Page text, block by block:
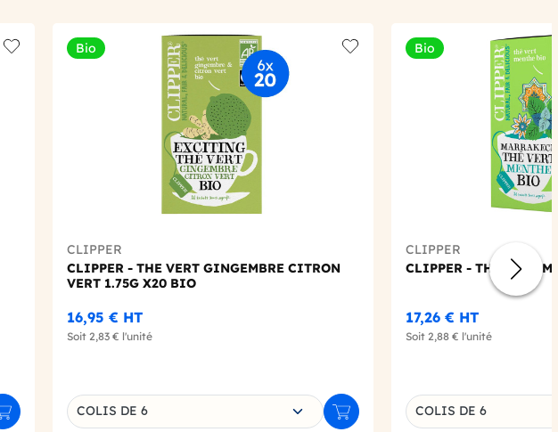
Add to wishlist
Ajouter au panier
Bio
Add to wishlist
CLIPPER
CLIPPER - THE VERT GINGEMBRE CITRON
VERT 1.75G X20 BIO
16,95 € HT
Soit 2,83 € l'unité
Choisissez une déclinaison
COLIS DE 6 Ajouter au panier
Bio
CLIPPER
CLIPPER - THE VERT
17,26 € HT
Soit 2,88 € l'unité
Choisissez une
COLIS DE 6